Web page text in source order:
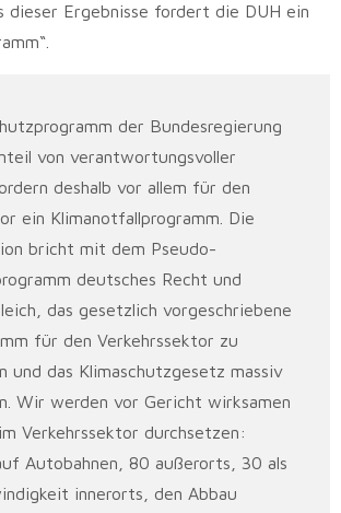
dieser Ergebnisse fordert die DUH ein
der Bundesregierung
von verantwortungsvoller
deshalb vor allem für den
ein Klimanotfallprogramm. Die
bricht mit dem Pseudo-
deutsches Recht und
das gesetzlich vorgeschriebene
für den Verkehrssektor zu
und das Klimaschutzgesetz massiv
Wir werden vor Gericht wirksamen
Verkehrssektor durchsetzen:
Autobahnen, 80 außerorts, 30 als
innerorts, den Abbau